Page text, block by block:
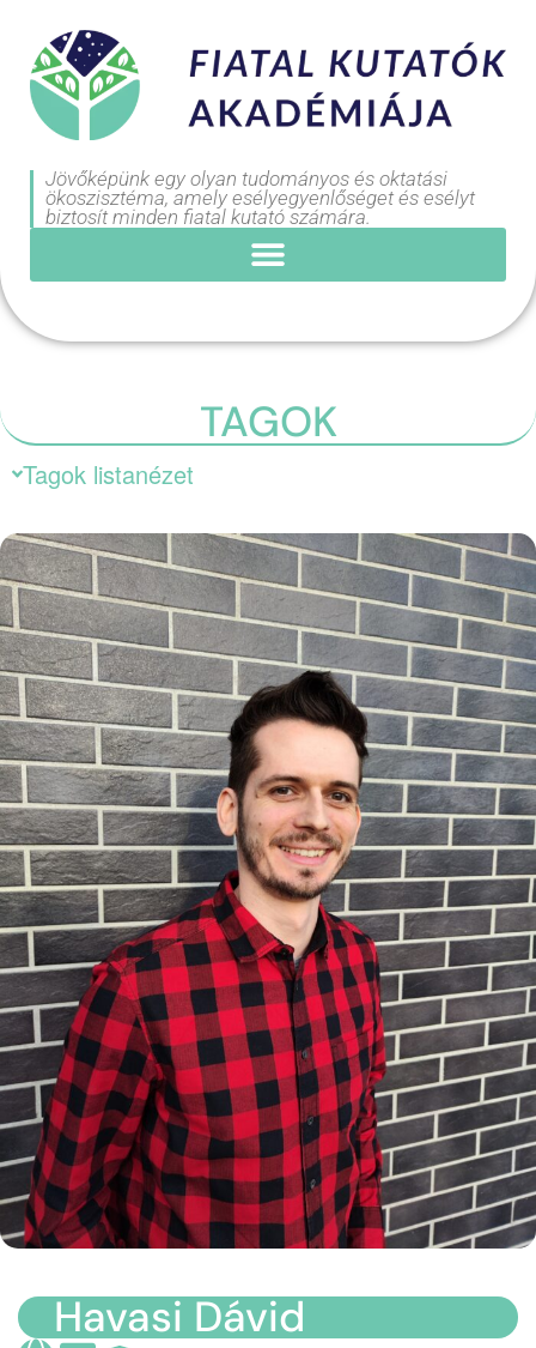
Jövőképünk egy olyan tudományos és oktatási
ökoszisztéma, amely esélyegyenlőséget és esélyt
biztosít minden fiatal kutató számára.
TAGOK
Tagok listanézet
Havasi Dávid